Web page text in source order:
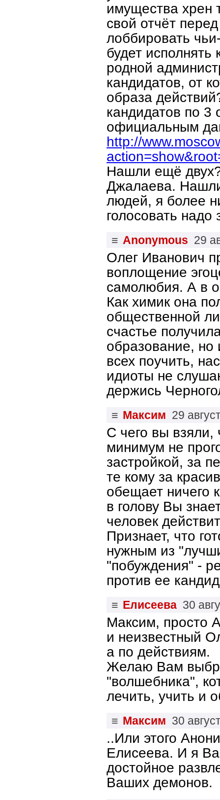
имущества хрен
свой отчёт
лоббировать
будет
родной
кандидатов, от
образа
кандидатов по 3
официальным
http://
Нашли ещё
Джалаева.
людей, я более
голосовать
≡ Anonymous 29
Олег Иванович
воплощение
самолюбия. А в
Как химик она
общественной
счастье
образование, но
всех поучить,
идиоты не
держись
≡ Максим 29
С чего вы взяли,
минимум не
застройкой, за
те кому за
обещает ничего
в голову Вы
человек
Признает, что
нужным из
"побуждения" -
против ее
≡ Елисеева 30
Максим, просто
и неизвестный
а по действиям.
Желаю Вам
"волшебника",
лечить, учить и
≡ Максим 30
..Или этого
Елисеева. И я
достойное
Ваших демонов.